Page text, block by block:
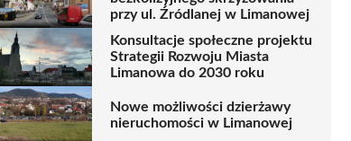
przy ul. Źródlanej w Limanowej
Konsultacje społeczne projektu
Strategii Rozwoju Miasta
Limanowa do 2030 roku
Nowe możliwości dzierżawy
nieruchomości w Limanowej